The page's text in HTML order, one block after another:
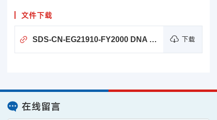
文件下载
下载
SDS-CN-EG21910-FY2000 DNA Marker
在线留言